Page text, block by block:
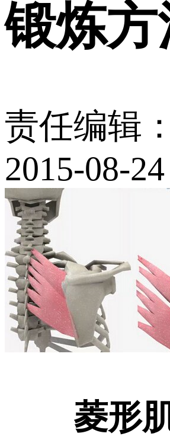
锻炼方
责任编辑
2015-08-24
菱形